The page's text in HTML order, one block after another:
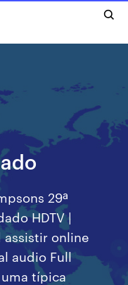
29ª
HDTV |
assistir online
audio Full
uma típica